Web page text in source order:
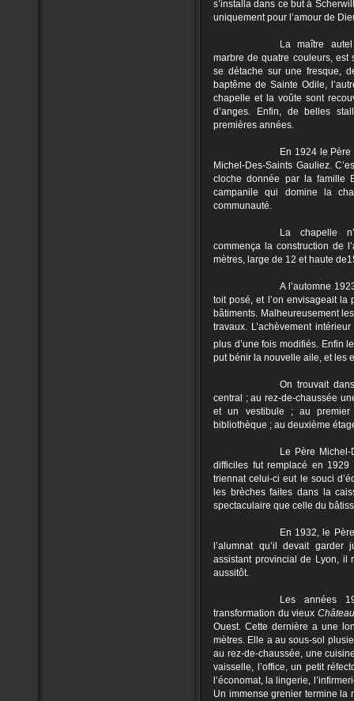
s’installa dans ce but à
uniquement pour l’amour de
La maître
marbre de quatre couleurs,
se détache sur une fresque,
baptême de Sainte Odile,
chapelle et la voûte sont
d’anges. Enfin, de belles
premières années.
En 1924 le
Michel-Des-Saints Gauliez.
cloche donnée par la famille
campanile qui domine la
communauté.
La chapelle
commença la construction de
mètres, large de 12 et haute
A l’automne
toit posé, et l’on envisageait
bâtiments. Malheureusement
travaux. L’achèvement
plus d’une fois modifiés. Enfin
put bénir la nouvelle aile, et les
On trouvait
central ; au rez-de-chaussée
et un vestibule ; au
bibliothèque ; au deuxième
Le Père
difficiles fut remplacé en
triennat celui-ci eut le souci
les brèches faites dans la
spectaculaire que celle du
En 1932, le
l’alumnat qu’il devait
assistant provincial de Lyon, il
aussitôt.
Les années
transformation du vieux Château
Ouest. Cette dernière a une
mètres. Elle a au sous-sol
au rez-de-chaussée, une
vaisselle, l’office, un petit
l’économat, la lingerie,
Un immense grenier termine la